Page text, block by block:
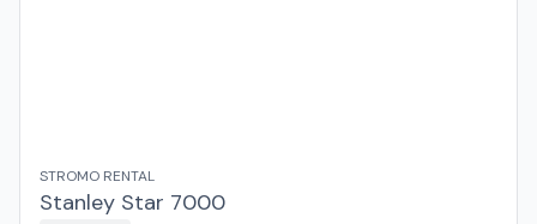
STROMO RENTAL
Stanley Star 7000